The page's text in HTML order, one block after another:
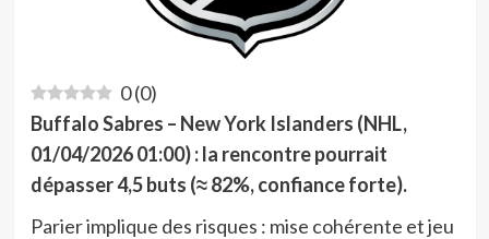
0(0)
Buffalo Sabres – New York Islanders (NHL,
01/04/2026 01:00) : la rencontre pourrait
dépasser 4,5 buts (≈ 82%, confiance forte).
Parier implique des risques : mise cohérente et jeu